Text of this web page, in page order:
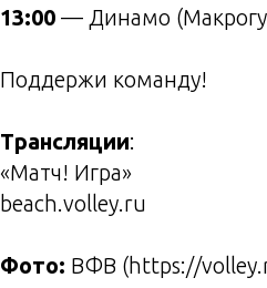
13:00 — Динамо
Поддержи команду!
Трансляции:
«Матч! Игра»
beach.volley.ru
Фото: ВФВ (https://